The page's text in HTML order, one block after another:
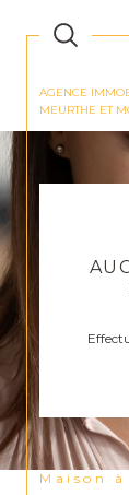
AGENCE
MEURTHE ET
Maison